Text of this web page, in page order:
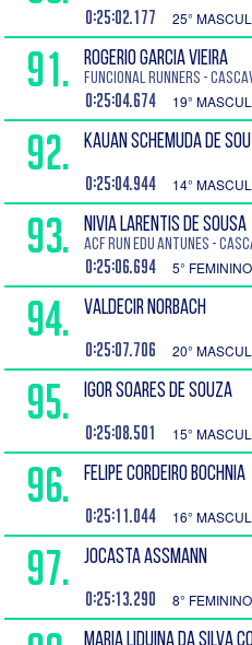
0:25:02.177 25°
91. ROGERIO GARCIA VIEIRA
Funcional Runners -
0:25:04.674 19°
92. KAUAN SCHEMUDA DE
0:25:04.944 14°
93. NIVIA LARENTIS DE SOUSA
ACF Run Edu Antunes -
0:25:06.694 5°
94. VALDECIR NORBACH
0:25:07.706 20°
95. IGOR SOARES DE SOUZA
0:25:08.501 15°
96. FELIPE CORDEIRO BOCHNIA
0:25:11.044 16°
97. JOCASTA ASSMANN
0:25:13.290 8°